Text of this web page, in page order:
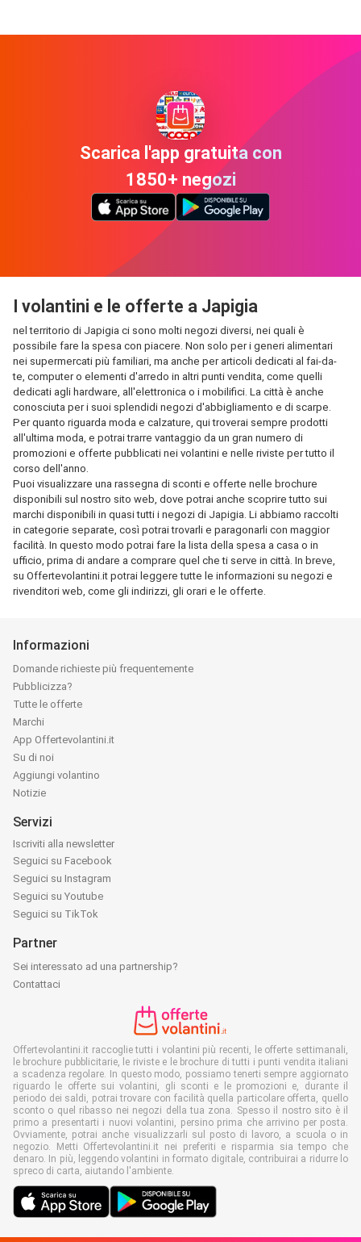
Scarica l'app gratuita con
1850+ negozi
I volantini e le offerte a Japigia
nel territorio di Japigia ci sono molti negozi diversi, nei quali è
possibile fare la spesa con piacere. Non solo per i generi alimentari
nei supermercati più familiari, ma anche per articoli dedicati al fai-da-
te, computer o elementi d'arredo in altri punti vendita, come quelli
dedicati agli hardware, all'elettronica o i mobilifici. La città è anche
conosciuta per i suoi splendidi negozi d'abbigliamento e di scarpe.
Per quanto riguarda moda e calzature, qui troverai sempre prodotti
all'ultima moda, e potrai trarre vantaggio da un gran numero di
promozioni e offerte pubblicati nei volantini e nelle riviste per tutto il
corso dell'anno.
Puoi visualizzare una rassegna di sconti e offerte nelle brochure
disponibili sul nostro sito web, dove potrai anche scoprire tutto sui
marchi disponibili in quasi tutti i negozi di Japigia. Li abbiamo raccolti
in categorie separate, così potrai trovarli e paragonarli con maggior
facilità. In questo modo potrai fare la lista della spesa a casa o in
ufficio, prima di andare a comprare quel che ti serve in città. In breve,
su Offertevolantini.it potrai leggere tutte le informazioni su negozi e
rivenditori web, come gli indirizzi, gli orari e le offerte.
Informazioni
Domande richieste più frequentemente
Pubblicizza?
Tutte le offerte
Marchi
App Offertevolantini.it
Su di noi
Aggiungi volantino
Notizie
Servizi
Iscriviti alla newsletter
Seguici su Facebook
Seguici su Instagram
Seguici su Youtube
Seguici su TikTok
Partner
Sei interessato ad una partnership?
Contattaci
Offertevolantini.it raccoglie tutti i volantini più recenti, le offerte settimanali,
le brochure pubblicitarie, le riviste e le brochure di tutti i punti vendita italiani
a scadenza regolare. In questo modo, possiamo tenerti sempre aggiornato
riguardo le offerte sui volantini, gli sconti e le promozioni e, durante il
periodo dei saldi, potrai trovare con facilità quella particolare offerta, quello
sconto o quel ribasso nei negozi della tua zona. Spesso il nostro sito è il
primo a presentarti i nuovi volantini, persino prima che arrivino per posta.
Ovviamente, potrai anche visualizzarli sul posto di lavoro, a scuola o in
negozio. Metti Offertevolantini.it nei preferiti e risparmia sia tempo che
denaro. In più, leggendo volantini in formato digitale, contribuirai a ridurre lo
spreco di carta, aiutando l'ambiente.